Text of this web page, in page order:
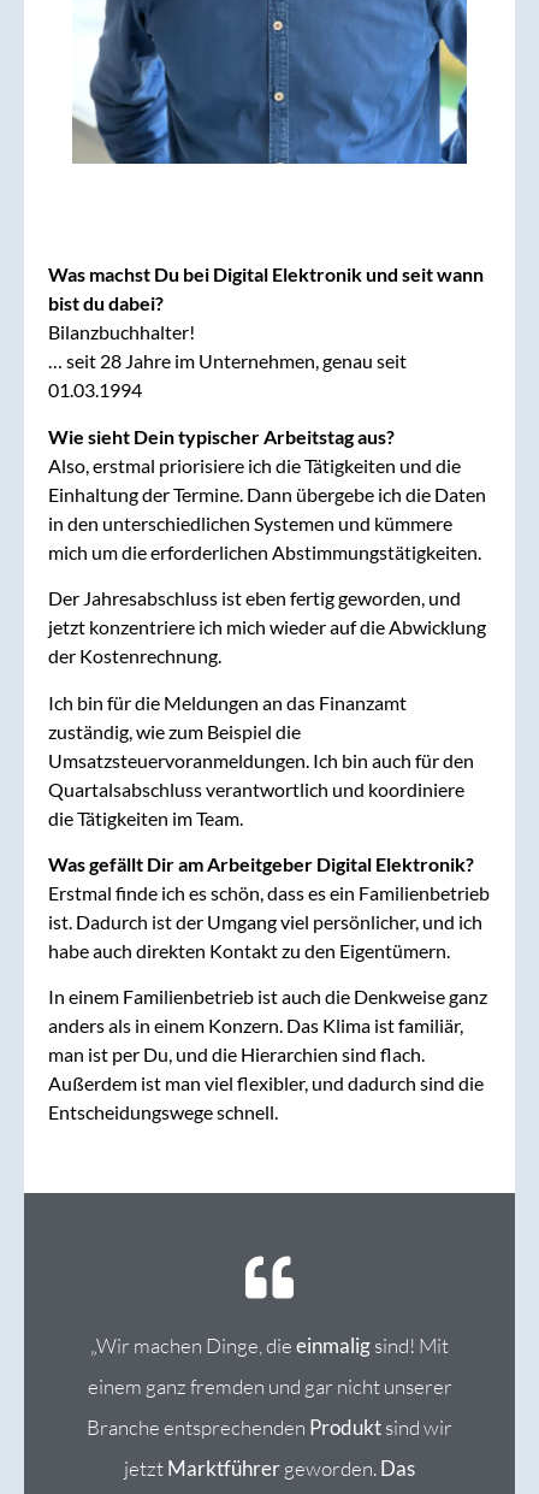
Was machst Du bei Digital Elektronik und seit wann
bist du dabei?
Bilanzbuchhalter!
… seit 28 Jahre im Unternehmen, genau seit
01.03.1994
Wie sieht Dein typischer Arbeitstag aus?
Also, erstmal priorisiere ich die Tätigkeiten und die
Einhaltung der Termine. Dann übergebe ich die Daten
in den unterschiedlichen Systemen und kümmere
mich um die erforderlichen Abstimmungstätigkeiten.
Der Jahresabschluss ist eben fertig geworden, und
jetzt konzentriere ich mich wieder auf die Abwicklung
der Kostenrechnung.
Ich bin für die Meldungen an das Finanzamt
zuständig, wie zum Beispiel die
Umsatzsteuervoranmeldungen. Ich bin auch für den
Quartalsabschluss verantwortlich und koordiniere
die Tätigkeiten im Team.
Was gefällt Dir am Arbeitgeber Digital Elektronik?
Erstmal finde ich es schön, dass es ein Familienbetrieb
ist. Dadurch ist der Umgang viel persönlicher, und ich
habe auch direkten Kontakt zu den Eigentümern.
In einem Familienbetrieb ist auch die Denkweise ganz
anders als in einem Konzern. Das Klima ist familiär,
man ist per Du, und die Hierarchien sind flach.
Außerdem ist man viel flexibler, und dadurch sind die
Entscheidungswege schnell.
„Wir machen Dinge, dieeinmaligsind! Mit
einem ganz fremden und gar nicht unserer
Branche entsprechenden Produktsind wir
jetztMarktführergeworden.Das